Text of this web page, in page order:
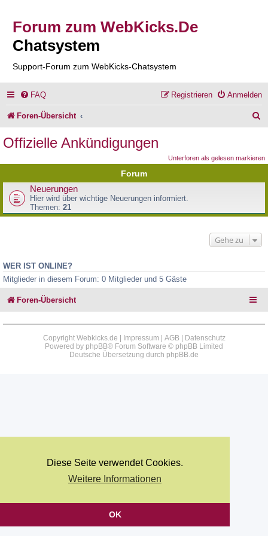
Diese Seite verwendet Cookies.
Weitere Informationen
OK
Forum zum WebKicks.De
Chatsystem
Support-Forum zum WebKicks-Chatsystem
FAQ Anmelden
Registrieren
Foren-Übersicht
e
Offizielle Ankündigungen
Unterforen als gelesen markieren
Forum
Neuerungen
Hier wird über wichtige Neuerungen informiert.
Themen: 21
Gehe zu
WER IST ONLINE?
Mitglieder in diesem Forum: 0 Mitglieder und 5 Gäste
Foren-Übersicht
Copyright Webkicks.de | Impressum AGB|
Datenschutz
Powered by phpBB® Forum Software © phpBB Limited
Deutsche Übersetzung durch phpBB.de